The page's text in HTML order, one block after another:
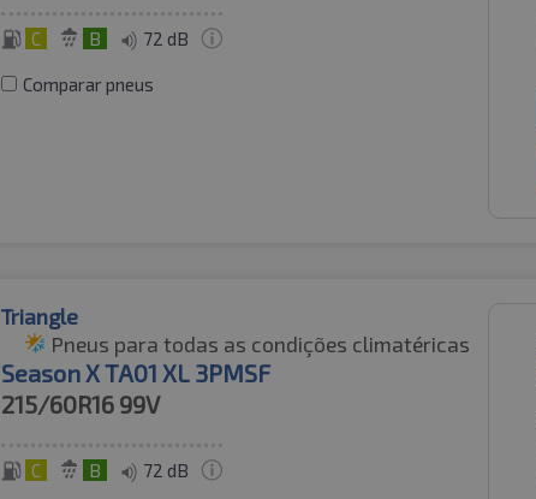
C B 72 dB
Comparar pneus
Triangle
Pneus para todas as condições climatéricas
Season X TA01 XL 3PMSF
215/60R16 99V
C B 72 dB